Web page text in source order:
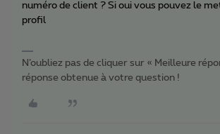
numéro de client ? Si oui vous pouvez le
profil
N’oubliez pas de cliquer sur « Meilleure
réponse obtenue à votre question !